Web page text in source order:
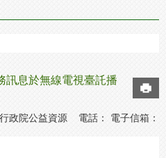
訊息於無線電視臺託播
政院公益資源 電話： 電子信箱：